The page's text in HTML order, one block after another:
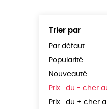
Trier par
Par défaut
Popularité
Nouveauté
Prix : du - cher
Prix : du + cher